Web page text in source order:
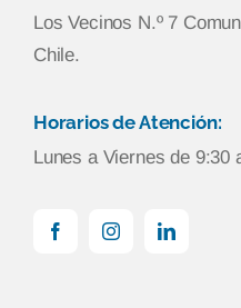
Los Vecinos N.º 7
Chile.
Horarios de Atención:
Lunes a Viernes de 9:30